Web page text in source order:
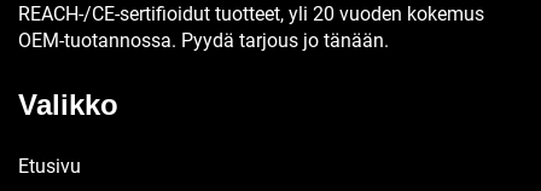
REACH-/CE-sertifioidut tuotteet, yli 20 vuoden kokemus
OEM-tuotannossa. Pyydä tarjous jo tänään.
Valikko
Etusivu